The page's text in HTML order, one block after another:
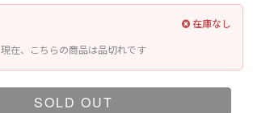
在庫なし
現在、こちらの商品は品切れです
SOLD OUT